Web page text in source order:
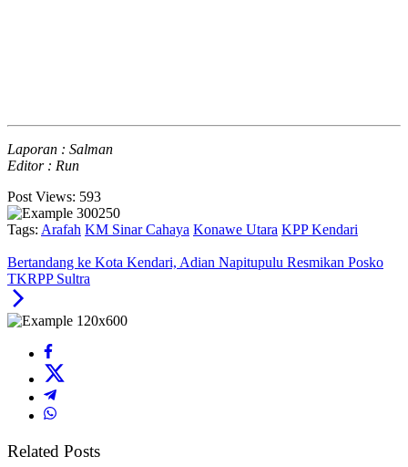
Laporan : Salman
Editor : Run
Post Views: 593
Tags: Arafah KM Sinar Cahaya Konawe Utara KPP Kendari
Bertandang ke Kota Kendari, Adian Napitupulu Resmikan Posko
TKRPP Sultra
Related Posts